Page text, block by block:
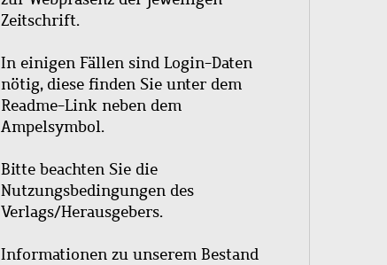
Zeitschrift.
In einigen Fällen sind Login-Daten
nötig, diese finden Sie unter dem
Readme-Link neben dem
Ampelsymbol.
Bitte beachten Sie die
Nutzungsbedingungen des
Verlags/Herausgebers.
Informationen zu unserem Bestand